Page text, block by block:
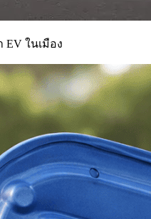
EV ในเมือง